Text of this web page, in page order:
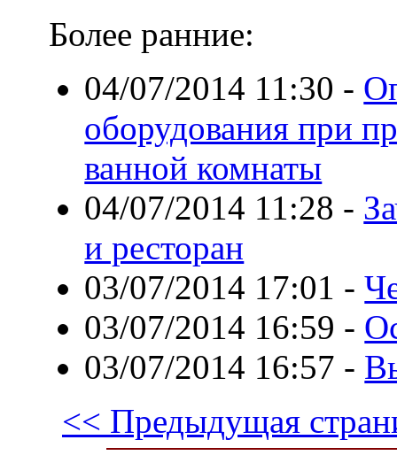
Более ранние:
04/07/2014 11:30 -
оборудования при
ванной комнаты
04/07/2014 11:28 -
и ресторан
03/07/2014 17:01 -
03/07/2014 16:59 -
03/07/2014 16:57 -
<< Предыдущая